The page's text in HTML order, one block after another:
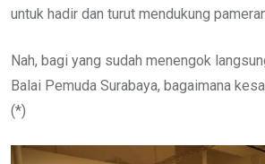
untuk hadir dan turut mendukung
Nah, bagi yang sudah menengok
Balai Pemuda Surabaya, bagaimana
(*)